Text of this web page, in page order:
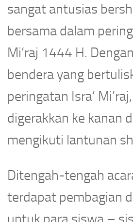
sangat antusias
bersama dalam
Mi’raj 1444 H.
bendera yang
peringatan Isra’
digerakkan ke kanan
mengikuti lantunan
Ditengah-tengah
terdapat pembagian